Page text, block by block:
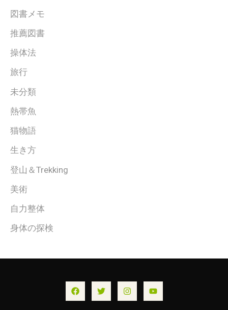
図書メモ
推薦図書
操体法
旅行
未分類
熱帯魚
猫物語
生き方
登山＆Trekking
美術
自力整体
身体の探検